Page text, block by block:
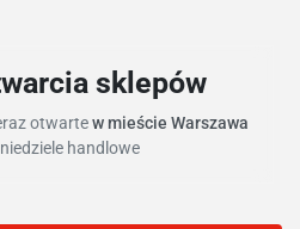
sklepów
otwartew mieście Warszawa
handlowe